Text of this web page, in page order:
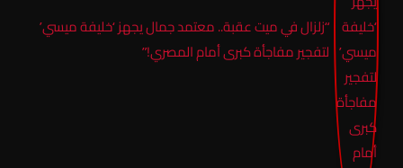
“زلزال في ميت عقبة.. معتمد جمال يجهز ‘خليفة ميسي’
لتفجير مفاجأة كبرى أمام المصري!”